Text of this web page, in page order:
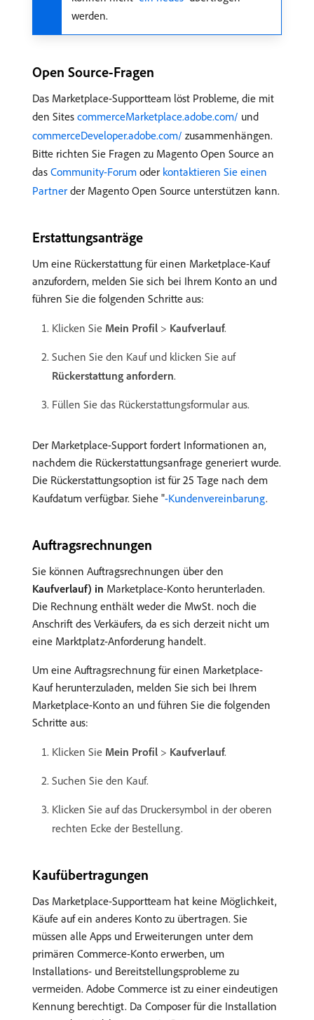
werden.
Open Source-Fragen
Das Marketplace-Supportteam löst Probleme, die mit
den Sites commerceMarketplace.adobe.com/ und
commerceDeveloper.adobe.com/ zusammenhängen.
Bitte richten Sie Fragen zu Magento Open Source an
das Community-Forum oder kontaktieren Sie einen
Partner der Magento Open Source unterstützen kann.
Erstattungsanträge
Um eine Rückerstattung für einen Marketplace-Kauf
anzufordern, melden Sie sich bei Ihrem Konto an und
führen Sie die folgenden Schritte aus:
Klicken Sie Mein Profil > Kaufverlauf.
Suchen Sie den Kauf und klicken Sie auf
Rückerstattung anfordern.
Füllen Sie das Rückerstattungsformular aus.
Der Marketplace-Support fordert Informationen an,
nachdem die Rückerstattungsanfrage generiert wurde.
Die Rückerstattungsoption ist für 25 Tage nach dem
Kaufdatum verfügbar. Siehe "-Kundenvereinbarung.
Auftragsrechnungen
Sie können Auftragsrechnungen über den
Kaufverlauf) in Marketplace-Konto herunterladen.
Die Rechnung enthält weder die MwSt. noch die
Anschrift des Verkäufers, da es sich derzeit nicht um
eine Marktplatz-Anforderung handelt.
Um eine Auftragsrechnung für einen Marketplace-
Kauf herunterzuladen, melden Sie sich bei Ihrem
Marketplace-Konto an und führen Sie die folgenden
Schritte aus:
Klicken Sie Mein Profil > Kaufverlauf.
Suchen Sie den Kauf.
Klicken Sie auf das Druckersymbol in der oberen
rechten Ecke der Bestellung.
Kaufübertragungen
Das Marketplace-Supportteam hat keine Möglichkeit,
Käufe auf ein anderes Konto zu übertragen. Sie
müssen alle Apps und Erweiterungen unter dem
primären Commerce-Konto erwerben, um
Installations- und Bereitstellungsprobleme zu
vermeiden. Adobe Commerce ist zu einer eindeutigen
Kennung berechtigt. Da Composer für die Installation